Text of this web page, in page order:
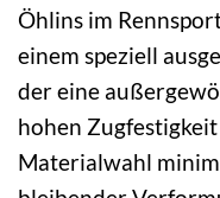
Öhlins im
einem speziell
der eine
hohen
Materialwahl